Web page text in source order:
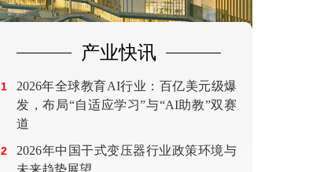
产业快讯
1
2026年全球教育AI行业：百亿美元级爆
发，布局“自适应学习”与“AI助教”双赛
道
2
2026年中国干式变压器行业政策环境与
未来趋势展望